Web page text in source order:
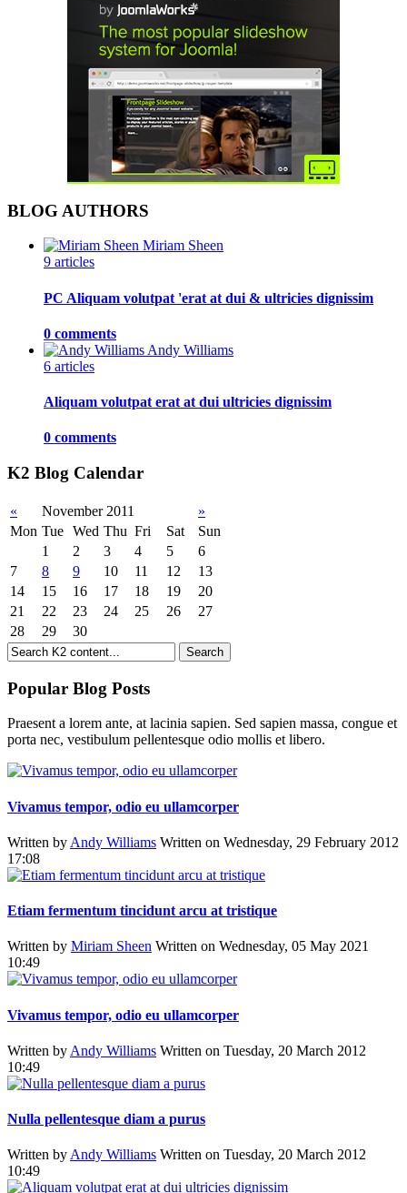
BLOG AUTHORS
Miriam Sheen
9 articles
PC Aliquam volutpat 'erat at dui & ultricies dignissim
0 comments
Andy Williams
6 articles
Aliquam volutpat erat at dui ultricies dignissim
0 comments
K2 Blog Calendar
« November 2011
»
Mon Tue Wed Thu Fri Sat
Sun
1
2 3 4 5
6
7
8 9 10 11 12
13
14
15 16 17 18 19
20
21
22 23 24 25 26
27
28
29 30
Popular Blog Posts
Praesent a lorem ante, at lacinia sapien. Sed sapien massa, congue et
porta nec, vestibulum pellentesque odio mollis et libero.
Vivamus tempor, odio eu ullamcorper
Written by Andy Williams Written on Wednesday, 29 February 2012
17:08
Etiam fermentum tincidunt arcu at tristique
Written by Miriam Sheen Written on Wednesday, 05 May 2021
10:49
Vivamus tempor, odio eu ullamcorper
Written by Andy Williams Written on Tuesday, 20 March 2012
10:49
Nulla pellentesque diam a purus
Written byAndy Williams Written on Tuesday, 20 March 2012
10:49